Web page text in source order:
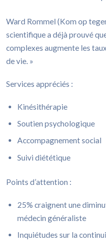
Ward Rommel (Kom op
scientifique a déjà prouvé
complexes augmente les
de vie. »
Services appréciés :
Kinésithérapie
Soutien psychologique
Accompagnement social
Suivi diététique
Points d’attention :
25% craignent une
médecin généraliste
Inquiétudes sur la